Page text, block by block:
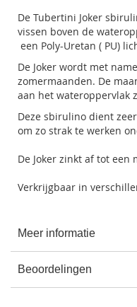
De Tubertini Joker
vissen boven de
een Poly-Uretan ( PU)
De Joker wordt met
zomermaanden. De
aan het wateroppervlak
Deze sbirulino dient
om zo strak te werken
De Joker zinkt af tot een
Verkrijgbaar in
Meer informatie
Beoordelingen